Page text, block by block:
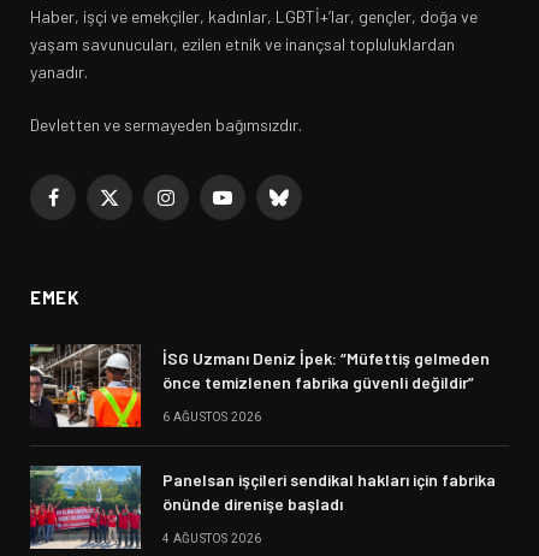
Haber, işçi ve emekçiler, kadınlar, LGBTİ+’lar, gençler, doğa ve
yaşam savunucuları, ezilen etnik ve inançsal topluluklardan
yanadır.
Devletten ve sermayeden bağımsızdır.
Facebook
X
InstagramYouTubeBluesky
EMEK
İSG Uzmanı Deniz İpek: “Müfettiş gelmeden
önce temizlenen fabrika güvenli değildir”
6 AĞUSTOS 2026
Panelsan işçileri sendikal hakları için fabrika
önünde direnişe başladı
4 AĞUSTOS 2026